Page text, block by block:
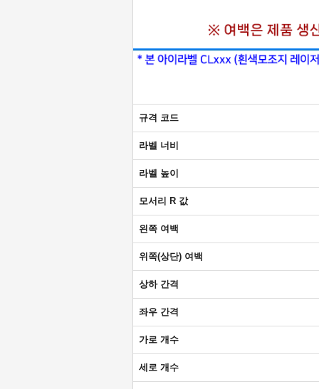
규격 코드
라벨 너비
라벨 높이
모서리 R 값
왼쪽 여백
위쪽(상단) 여백
상하 간격
좌우 간격
가로 개수
세로 개수